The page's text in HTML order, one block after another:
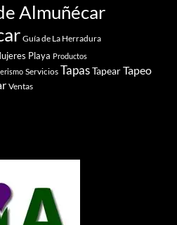
Almuñécar
Guía de La Herradura
Playa Productos
Servicios TapasTapearTapeo
Ventas